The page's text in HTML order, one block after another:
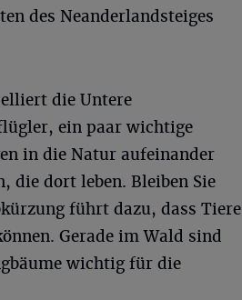
des Neanderlandsteiges
die Untere
ein paar wichtige
in die Natur aufeinander
die dort leben. Bleiben Sie
führt dazu, dass Tiere
Gerade im Wald sind
wichtig für die